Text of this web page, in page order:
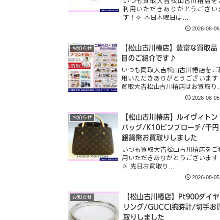
利用いただきありがとうござい
す！🔆 本日木曜日は…
2026-08-06
お知らせ
【松山古川椿店】豊富な買取品
目のご紹介です♪
いつも買取大吉松山古川椿店をご
用いただきありがとうございます
買取大吉松山古川椿店はお買取
2026-08-05
お知らせ
【松山古川椿店】ルイヴィトン
バッグ/K10ピンブローチ/千円
銀貨幣お買取りしました
いつも買取大吉松山古川椿店をご
用いただきありがとうございます
🔆 先日お買取り…
2026-08-05
お知らせ
【松山古川椿店】Pt900ダイヤ
リング/GUCCI腕時計/切手お
取りしました